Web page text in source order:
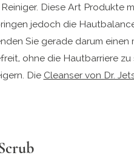
Diese Art Produkte
jedoch die
Sie gerade darum einen
ohne die Hautbarriere
Die Cleanser von Dr.